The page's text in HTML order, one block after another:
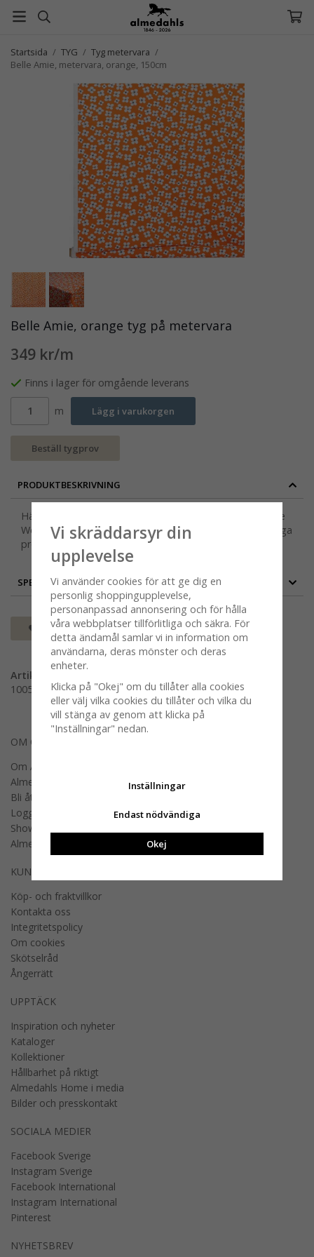
Startsida / TYG / Tyg metervara /
Belle Amie, metervara, orange, 150cm
Belle Amie, orange tyg på metervara
349 kr/m
Finns i lager för omgående leverans
m Lägg i varukorgen
Beställ tygprov
PRODUKTBESKRIVNING
Härligt färgglatt tyg på metervara, designat av Marianne
Westman 1959. Belle Amie finns även i blått och på många
produkter. Fint som duk, gardin, kuddfodral mm.
SPECIFIKATION
Spara som favorit
Artikelnummer:
100578-0685
OM OSS
Om Almedahls
Almedahls designers
Bli återförsäljare
Logga in B2B
Showroom
Almedahls offentlig miljö
KUNDSERVICE
Köp- och fraktvillkor
Kontakta oss
Integritetspolicy
Om cookies
Skötselråd
Ångerrätt
UPPTÄCK
Inspiration och nyheter
Kataloger
Kollektioner
Hållbarhet på riktigt
Almedahls Home i media
Bilder och presskontakt
SOCIALA MEDIER
Facebook Sverige
Instagram Sverige
Facebook International
Instagram International
Pinterest
NYHETSBREV
Vi skräddarsyr din
upplevelse
Vi använder cookies för att ge dig en
personlig shoppingupplevelse,
personanpassad annonsering och för hålla
våra webbplatser tillförlitliga och säkra. För
detta ändamål samlar vi in information om
användarna, deras mönster och deras
enheter.
Klicka på "Okej" om du tillåter alla cookies
eller välj vilka cookies du tillåter och vilka du
vill stänga av genom att klicka på
"Inställningar" nedan.
Inställningar
Endast nödvändiga
Okej